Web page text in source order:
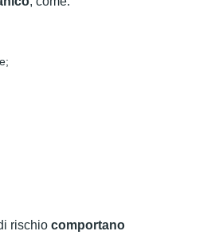
rischio comportano